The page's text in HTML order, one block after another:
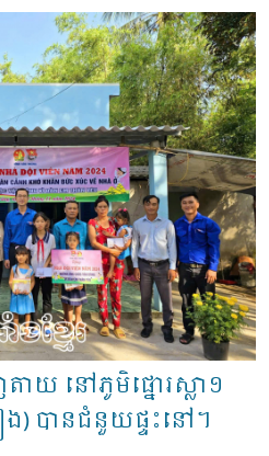
ាយ នៅភូមិផ្នោរស្លា១
) បានជំនួយផ្ទះនៅ។